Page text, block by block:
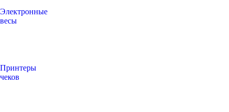
Электронные
весы
Принтеры
чеков